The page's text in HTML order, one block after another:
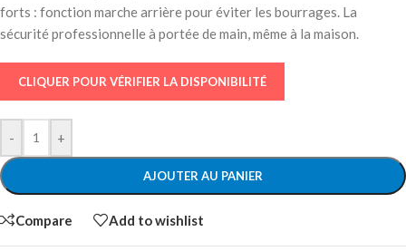
forts : fonction marche arrière pour éviter les bourrages. La
sécurité professionnelle à portée de main, même à la maison.
CLIQUER POUR VÉRIFIER LA DISPONIBILITÉ
- +
AJOUTER AU PANIER
Compare Add to wishlist